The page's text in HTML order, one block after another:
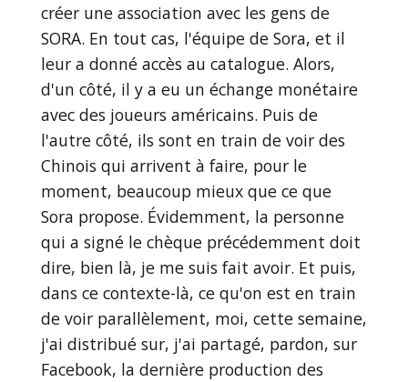
créer une association avec les gens de
SORA. En tout cas, l'équipe de Sora, et il
leur a donné accès au catalogue. Alors,
d'un côté, il y a eu un échange monétaire
avec des joueurs américains. Puis de
l'autre côté, ils sont en train de voir des
Chinois qui arrivent à faire, pour le
moment, beaucoup mieux que ce que
Sora propose. Évidemment, la personne
qui a signé le chèque précédemment doit
dire, bien là, je me suis fait avoir. Et puis,
dans ce contexte-là, ce qu'on est en train
de voir parallèlement, moi, cette semaine,
j'ai distribué sur, j'ai partagé, pardon, sur
Facebook, la dernière production des